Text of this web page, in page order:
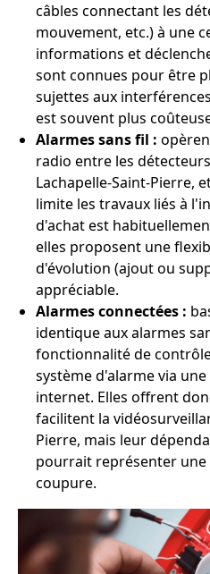
câbles connectant les
mouvement, etc.) à une
informations et
sont connues pour être
sujettes aux
est souvent plus
Alarmes sans fil :
radio entre les
Lachapelle-Saint-Pierre,
limite les travaux liés à
d'achat est
elles proposent une
d'évolution (ajout ou
appréciable.
Alarmes connectées :
identique aux alarmes
fonctionnalité de
système d'alarme via
internet. Elles offrent
facilitent la
Pierre, mais leur
pourrait représenter une
coupure.